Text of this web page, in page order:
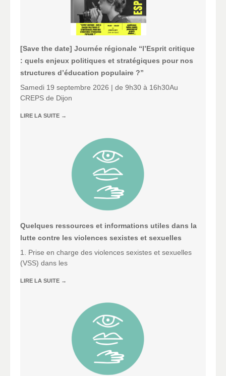
[Save the date] Journée régionale “l’Esprit critique
: quels enjeux politiques et stratégiques pour nos
structures d’éducation populaire ?”
Samedi 19 septembre 2026 | de 9h30 à 16h30Au
CREPS de Dijon
LIRE LA SUITE →
Quelques ressources et informations utiles dans la
lutte contre les violences sexistes et sexuelles
1. Prise en charge des violences sexistes et sexuelles
(VSS) dans les
LIRE LA SUITE →